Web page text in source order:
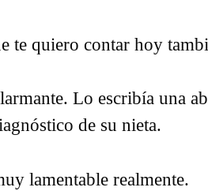
te quiero contar hoy
Lo escribía una
de su nieta.
lamentable realmente.